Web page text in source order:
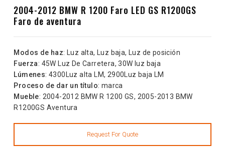
2004-2012 BMW R 1200 Faro LED GS R1200GS
Faro de aventura
Modos de haz: Luz alta, Luz baja, Luz de posición
Fuerza: 45W Luz De Carretera, 30W luz baja
Lúmenes: 4300Luz alta LM, 2900Luz baja LM
Proceso de dar un título: marca
Mueble: 2004-2012 BMW R 1200 GS, 2005-2013 BMW
R1200GS Aventura